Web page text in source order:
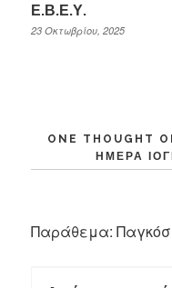
Ε.Β.Ε.Υ.
23 Οκτωβρίου, 2025
ONE THOUGHT
ΗΜΈΡΑ
Παράθεμα: